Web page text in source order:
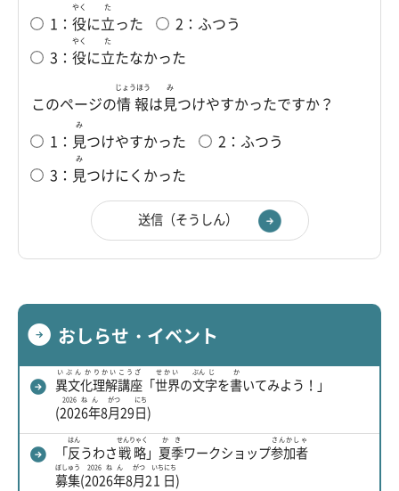
1： 役
やく
に立
た
った
2：ふつう
3： 役
やく
に立
た
たなかった
このページの情報
じょうほう
は見
み
つけやすかったですか？
1： 見
み
つけやすかった
2：ふつう
3： 見
み
つけにくかった
おしらせ・イベント
異文化
いぶんか
理解
りかい
講座
こうざ
「世界
せかい
の文
ぶん
字
じ
を書
か
いてみよう！」
(2026年
2026ねん
8月
がつ
29日
にち
)
「反
はん
うわさ戦略
せんりゃく
」 夏季
かき
ワークショップ参加者
さんかしゃ
募集
ぼしゅう
(2026年
2026ねん
8月
がつ
21日
いちにち
)